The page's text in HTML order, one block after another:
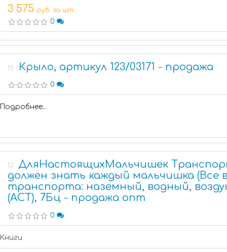
3 575 руб. за шт.
0
12 Крыло, артикул 123/03171 - продажа
0
Подробнее...
13
ДляНастоящихМальчишек
должен знать каждый мальчишка (Все
транспорта: наземный, водный,
(АСТ), 7Бц - продажа опт
0
Книги